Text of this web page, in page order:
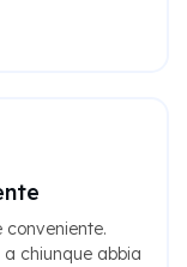
chiunque abbia